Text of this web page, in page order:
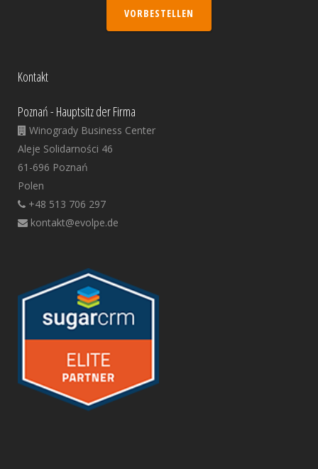
VORBESTELLEN
Kontakt
Poznań - Hauptsitz der Firma
Winogrady Business Center
Aleje Solidarności 46
61-696 Poznań
Polen
+48 513 706 297
kontakt@evolpe.de